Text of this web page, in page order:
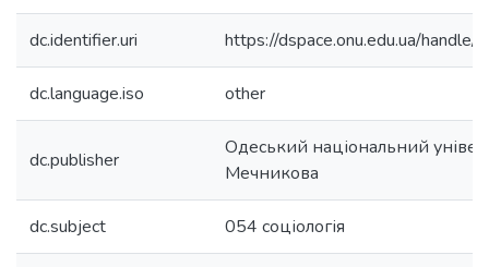
dc.identifier.uri https://dspace.onu.edu.ua/
dc.language.iso other
dc.publisher
Одеський національний
Мечникова
dc.subject 054 соціологія